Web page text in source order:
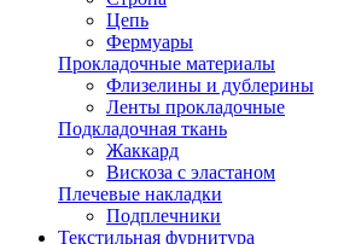
Цепь
Фермуары
Прокладочные материалы
Флизелины и дублерины
Ленты прокладочные
Подкладочная ткань
Жаккард
Вискоза с эластаном
Плечевые накладки
Подплечники
Текстильная фурнитура